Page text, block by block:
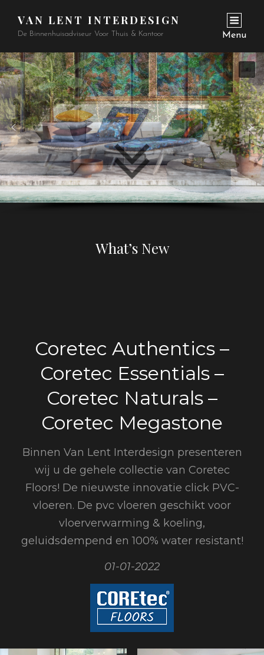
VAN LENT INTERDESIGN
De Binnenhuisadviseur Voor Thuis & Kantoor Menu
What’s New
Coretec Authentics –
Coretec Essentials –
Coretec Naturals –
Coretec Megastone
Binnen Van Lent Interdesign presenteren
wij u de gehele collectie van Coretec
Floors! De nieuwste innovatie click PVC-
vloeren. De pvc vloeren geschikt voor
vloerverwarming & koeling,
geluidsdempend en 100% water resistant!
01-01-2022